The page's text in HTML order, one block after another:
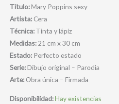
Título:Mary Poppins sexy
Artista: Cera
Técnica: Tinta y lápiz
Medidas: 21 cm x 30 cm
Estado: Perfecto estado
Serie:Dibujo original – Parodia
Arte: Obra única – Firmada
Disponibilidad:Hay existencias